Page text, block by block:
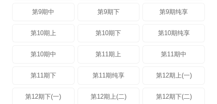
第9期中 第9期下 第9期纯享
第10期上 第10期下 第10期纯享
第10期中 第11期上 第11期中
第11期下 第11期纯享 第12期上(一)
第12期下(一) 第12期上(二) 第12期下(二)